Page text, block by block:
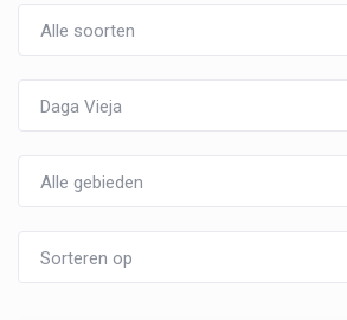
Alle soorten
Daga Vieja
Alle gebieden
Sorteren op